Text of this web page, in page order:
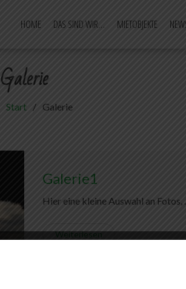
HOME DAS SIND WIR… MIETOBJEKTE
Galerie
Start Galerie
Galerie1
Hier eine kleine Auswahl an
Weiterlesen